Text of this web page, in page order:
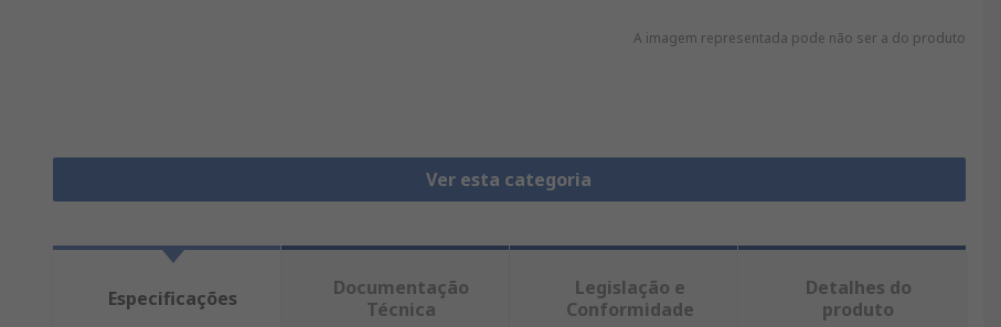
A imagem representada pode não ser a do produto
Ver esta categoria
Especificações
Documentação
Técnica
Legislação e
Conformidade
Detalhes do
produto